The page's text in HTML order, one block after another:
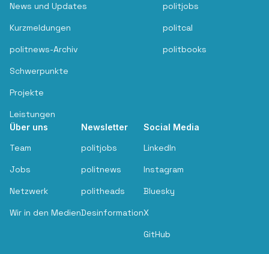
News und Updates
Kurzmeldungen
politnews-Archiv
Schwerpunkte
Projekte
Leistungen
politjobs
politcal
politbooks
Über uns
Team
Jobs
Netzwerk
Wir in den Medien
Newsletter
politjobs
politnews
politheads
Desinformation
Social Media
LinkedIn
Instagram
Bluesky
X
GitHub